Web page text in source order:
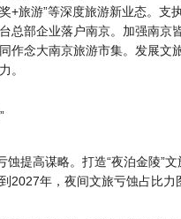
+旅游”等深度旅游新业态。
总部企业落户南京。加强南
作念大南京旅游市集。发展
。
蚀提高谋略。打造“夜泊金陵”
2027年，夜间文旅亏蚀占比力